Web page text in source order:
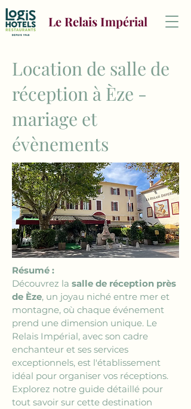
Le Relais Impérial
Location de salle de
réception à Èze -
mariage et
évènements
Résumé :
Découvrez la salle de réception près
de Èze, un joyau niché entre mer et
montagne, où chaque événement
prend une dimension unique. Le
Relais Impérial, avec son cadre
enchanteur et ses services
exceptionnels, est l'établissement
idéal pour organiser vos réceptions.
Explorez notre guide détaillé pour
tout savoir sur cette destination